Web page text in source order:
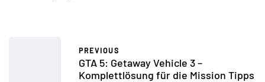
PREVIOUS
GTA 5: Getaway Vehicle 3 –
Komplettlösung für die Mission Tipps